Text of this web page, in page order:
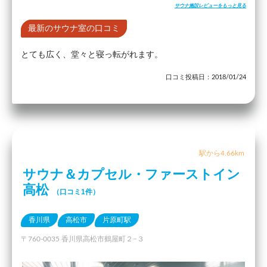
サウナ施設レビューをもっと見る
最新のサウナ室の口コミ
とても広く、堂々と寝っ転がれます。
口コミ投稿日：2018/01/24
駅から4.66km
サウナ＆カプセル・ファーストイン
高松
（口コミ1件）
香川県 高松市 片原町駅
〒760-0035 香川県高松市鶴屋町２−３